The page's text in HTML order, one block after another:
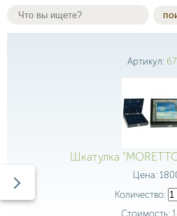
Артикул:
Шкатулка
Цена:
Количество:
Стоимость: